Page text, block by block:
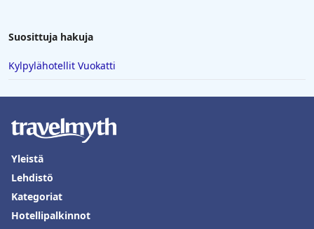
Suosittuja hakuja
Kylpylähotellit Vuokatti
Yleistä
Lehdistö
Kategoriat
Hotellipalkinnot